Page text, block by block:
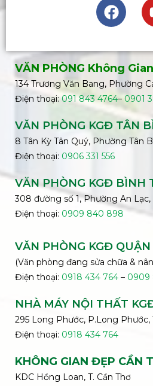
VĂN PHÒNG Không
134 Trương Văn Bang, Phường
Điện thoại: 091 843 4764– 0901
VĂN PHÒNG KGĐ TÂN
8 Tân Kỳ Tân Quý, Phường Tân
Điện thoại: 0906 331 556
VĂN PHÒNG KGĐ BÌNH
308 đường số 1, Phường An Lạc,
Điện thoại: 0909 840 898
VĂN PHÒNG KGĐ QUẬN
(Văn phòng đang sửa chữa &
Điện thoại: 0918 434 764 – 0909
NHÀ MÁY NỘI THẤT
295 Long Phước, P.Long Phước,
Điện thoại: 0918 434 764
KHÔNG GIAN ĐẸP CẦN
KDC Hồng Loan, T. Cần Thơ